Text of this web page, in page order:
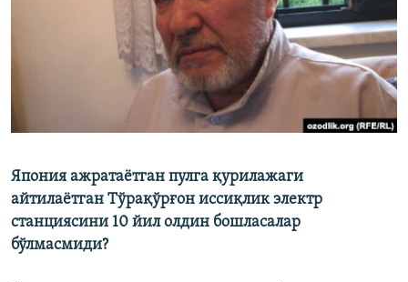
Япония ажратаётган пулга қурилажаги
айтилаётган Тўрақўрғон иссиқлик электр
станциясини 10 йил олдин бошласалар
бўлмасмиди?